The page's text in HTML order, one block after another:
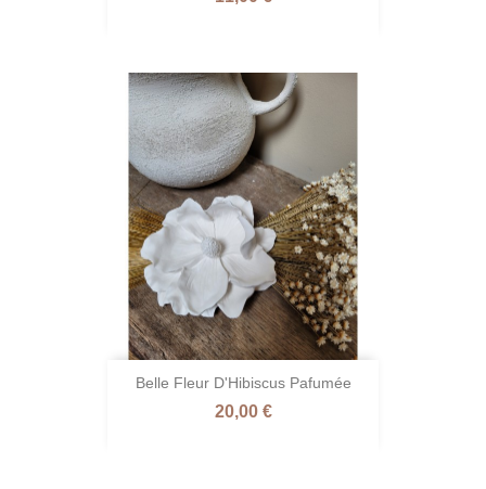
Belle Fleur D'Hibiscus Pafumée
Prix
20,00 €